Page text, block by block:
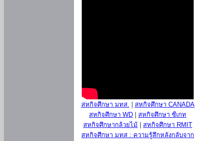
สหกิจศึกษา มทส.
สหกิจศึกษา CANADA
สหกิจศึกษา WD
สหกิจศึกษา ซีเกท
สหกิจศึกษากล้วยไม้
สหกิจศึกษา RMIT
สหกิจศึกษา มทส : ความรู้สึกหลังกลับจาก